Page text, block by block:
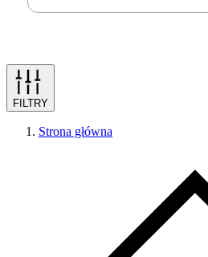
FILTRY
Strona główna